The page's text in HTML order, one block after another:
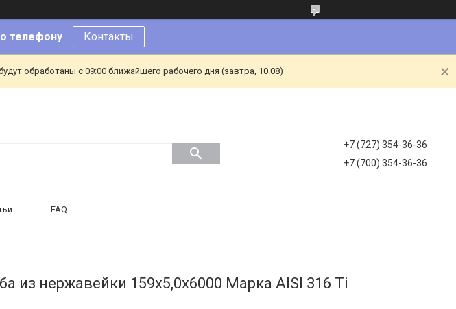
телефону Контакты
обработаны с 09:00 ближайшего рабочего дня (завтра, 10.08)
+7 (727) 354-36-36
+7 (700) 354-36-36
FAQ
из нержавейки 159х5,0х6000 Марка AISI 316 Ti